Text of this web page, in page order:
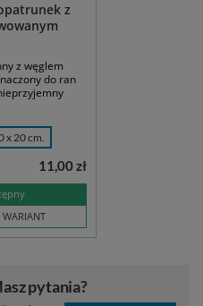
z
z węglem
do ran
x 20 cm.
WARIANT
11,00 zł
pytania?